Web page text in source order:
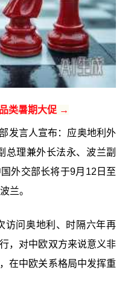
类暑期大促 →
发言人宣布：应奥地利外
总理兼外长法永、波兰副
外交部长将于9月12日至
兰。
访问奥地利、时隔六年再
，对中欧双方来说意义非
在中欧关系格局中发挥重